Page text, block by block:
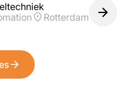
Rotterdam